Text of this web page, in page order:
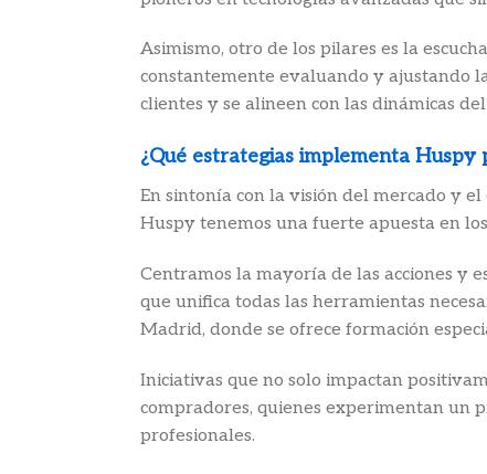
Asimismo, otro de los pilares es la
constantemente evaluando y ajustando
clientes y se alineen con las dinámicas
¿Qué estrategias implementa
En sintonía con la visión del mercado y
Huspy tenemos una fuerte apuesta en
Centramos la mayoría de las acciones y
que unifica todas las herramientas
Madrid, donde se ofrece formación
Iniciativas que no solo impactan
compradores, quienes experimentan un
profesionales.